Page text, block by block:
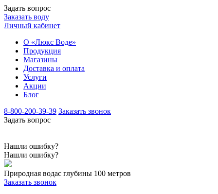
Задать вопрос
Заказать воду
Личный кабинет
О «Люкс Воде»
Продукция
Магазины
Доставка и оплата
Услуги
Акции
Блог
8-800-200-39-39 Заказать звонок
Задать вопрос
Нашли ошибку?
Нашли ошибку?
Природная водас глубины 100 метров
Заказать звонок